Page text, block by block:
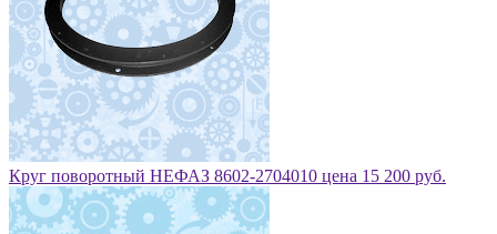
Круг поворотный НЕФАЗ 8602-2704010 цена 15 200 руб.